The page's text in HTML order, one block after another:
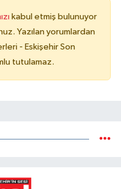
kabul etmiş bulunuyor
Yazılan yorumlardan
- Eskişehir Son
tutulamaz.